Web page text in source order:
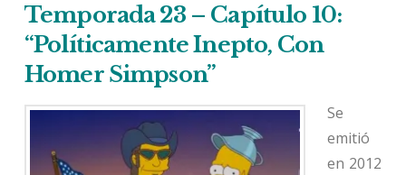
Temporada 23 – Capítulo 10:
“Políticamente Inepto, Con
Homer Simpson”
Se
emitió
en 2012